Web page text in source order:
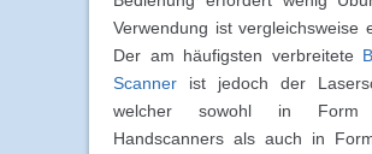
Verwendung ist vergleichsweise
Der am häufigsten verbreitete
Scanner ist jedoch der
welcher sowohl in Form
Handscanners als auch in